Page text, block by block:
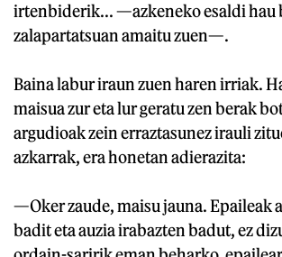
irtenbiderik... —azkeneko esaldi hau
zalapartatsuan amaitu zuen—.
Baina labur iraun zuen haren irriak.
maisua zur eta lur geratu zen berak
argudioak zein erraztasunez irauli
azkarrak, era honetan adierazita:
—Oker zaude, maisu jauna. Epaileak
badit eta auzia irabazten badut, ez